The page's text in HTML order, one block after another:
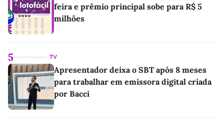
feira e prêmio principal sobe para R$ 5
milhões
5 TV
Apresentador deixa o SBT após 8 meses
para trabalhar em emissora digital criada
por Bacci